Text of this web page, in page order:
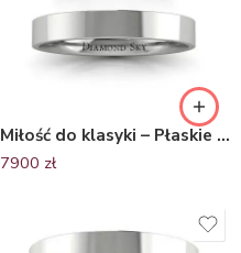
Miłość do klasyki – Płaskie obrączki ślubne z palladu, 3mm
7900 zł